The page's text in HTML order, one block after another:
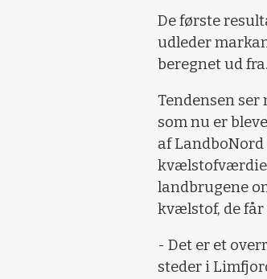
De første
udleder
beregnet ud fra.
Tendensen
som nu er
af
landbrugene
kvælstof, de
- Det er et
steder i